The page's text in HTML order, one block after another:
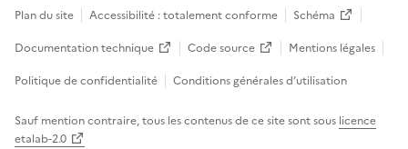
Plan du site Accessibilité : totalement conforme
Schéma
Documentation technique
Code source
Mentions légales
Politique de confidentialité
Conditions générales d’utilisation
Sauf mention contraire, tous les contenus de ce site sont sous licence
etalab-2.0